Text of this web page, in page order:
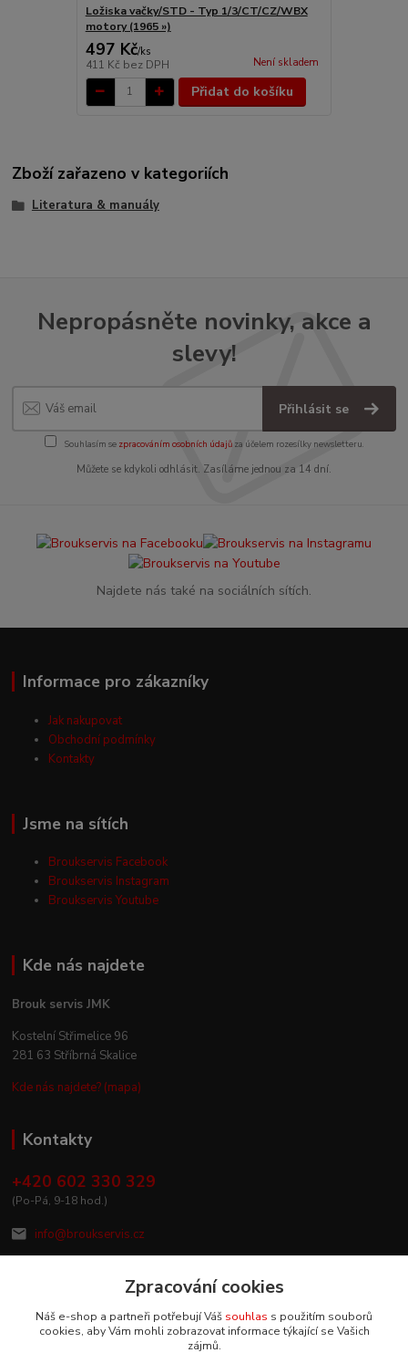
Ložiska vačky/STD - Typ 1/3/CT/CZ/WBX
motory (1965 »)
497 Kč/ks
411 Kč bez DPH Není skladem
Přidat do košíku
Zboží zařazeno v kategoriích
Literatura & manuály
Nepropásněte novinky, akce a
slevy!
Přihlásit se
Souhlasím se zpracováním osobních údajůza účelem rozesílky newsletteru.
Můžete se kdykoli odhlásit. Zasíláme jednou za 14 dní.
Najdete nás také na sociálních sítích.
Informace pro zákazníky
Jak nakupovat
Obchodní podmínky
Kontakty
Jsme na sítích
Broukservis Facebook
Broukservis Instagram
Broukservis Youtube
Kde nás najdete
Brouk servis JMK
Kostelní Střimelice 96
281 63 Stříbrná Skalice
Kde nás najdete? (mapa)
Kontakty
+420 602 330 329
(Po-Pá, 9-18 hod.)
info@broukservis.cz
Zpracování cookies
Náš e-shop a partneři potřebují Váš souhlas s použitím souborů
cookies, aby Vám mohli zobrazovat informace týkající se Vašich
zájmů.